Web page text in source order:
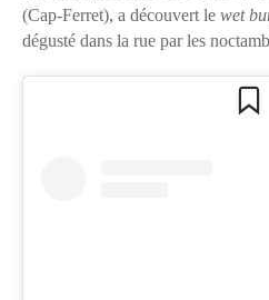
(Cap-Ferret), a découvert le wet
dégusté dans la rue par les